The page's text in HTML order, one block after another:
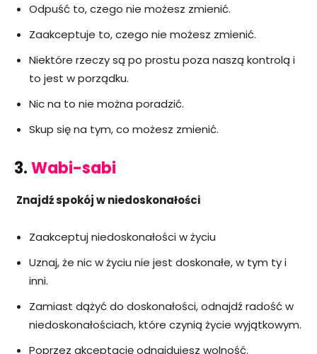
Odpuść to, czego nie możesz zmienić.
Zaakceptuje to, czego nie możesz zmienić.
Niektóre rzeczy są po prostu poza naszą kontrolą i
to jest w porządku.
Nic na to nie można poradzić.
Skup się na tym, co możesz zmienić.
3.Wabi-sabi
Znajdź spokój w niedoskonałości
Zaakceptuj niedoskonałości w życiu
Uznaj, że nic w życiu nie jest doskonałe, w tym ty i
inni.
Zamiast dążyć do doskonałości, odnajdź radość w
niedoskonałościach, które czynią życie wyjątkowym.
Poprzez akceptację odnajdujesz wolność.